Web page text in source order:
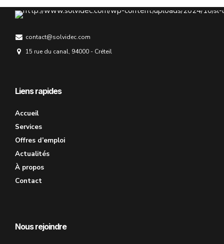
contact@solvidec.com
15 rue du canal, 94000 - Créteil
Liens rapides
Accueil
Services
Offres d’emploi
Actualités
À propos
Contact
Nous rejoindre